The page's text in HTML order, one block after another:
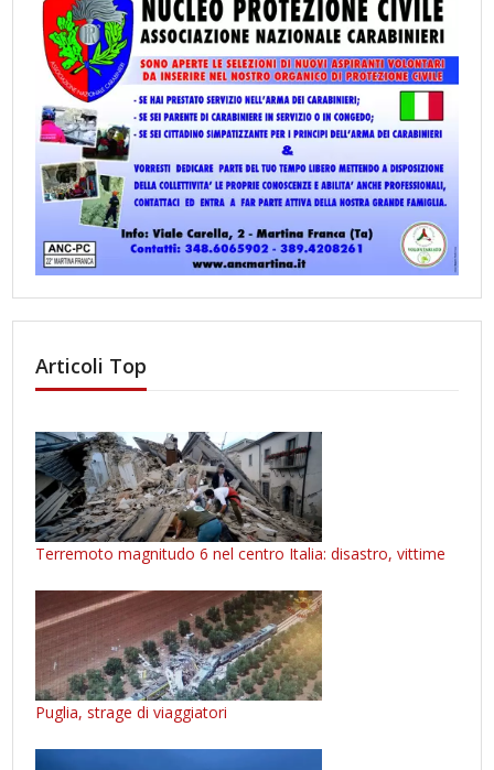
Articoli Top
Terremoto magnitudo 6 nel centro Italia: disastro, vittime
Puglia, strage di viaggiatori